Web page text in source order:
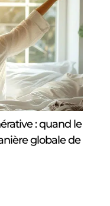
: quand le
globale de